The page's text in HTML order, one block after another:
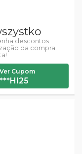
descontos
da compra.
Ver Cupom
***HI25